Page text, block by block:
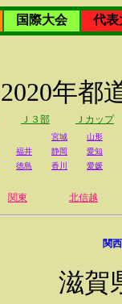
国際大会
代表
2020年都
Ｊ３部 Ｊカップ
宮城
山形
福井 静岡
愛知
徳島 香川 愛媛
関東 北信越
関
滋賀